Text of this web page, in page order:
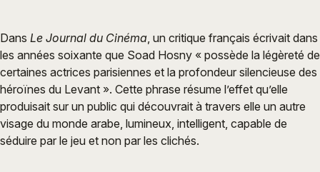
Dans Le Journal du Cinéma , un critique français écrivait dans
les années soixante que Soad Hosny « possède la légèreté de
certaines actrices parisiennes et la profondeur silencieuse des
héroïnes du Levant ». Cette phrase résume l’effet qu’elle
produisait sur un public qui découvrait à travers elle un autre
visage du monde arabe, lumineux, intelligent, capable de
séduire par le jeu et non par les clichés.